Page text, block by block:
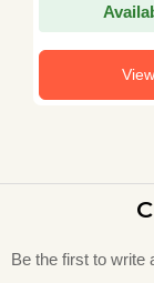
View
Be the first to write